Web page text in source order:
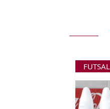
FUTSAL